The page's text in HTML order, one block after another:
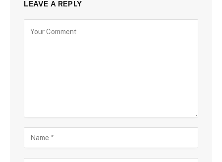
LEAVE A REPLY